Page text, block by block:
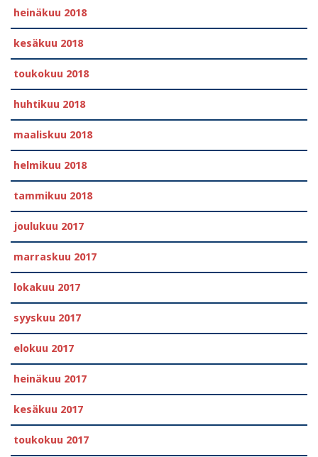
heinäkuu 2018
kesäkuu 2018
toukokuu 2018
huhtikuu 2018
maaliskuu 2018
helmikuu 2018
tammikuu 2018
joulukuu 2017
marraskuu 2017
lokakuu 2017
syyskuu 2017
elokuu 2017
heinäkuu 2017
kesäkuu 2017
toukokuu 2017